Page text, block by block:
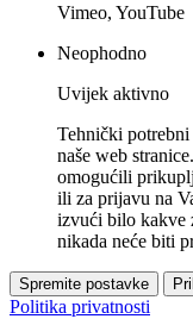
Vimeo, YouTube
Neophodno
Uvijek aktivno
Tehnički
naše web
omogućili
ili za prijavu na
izvući bilo kakve
nikada neće biti
Spremite postavke
Politika privatnosti